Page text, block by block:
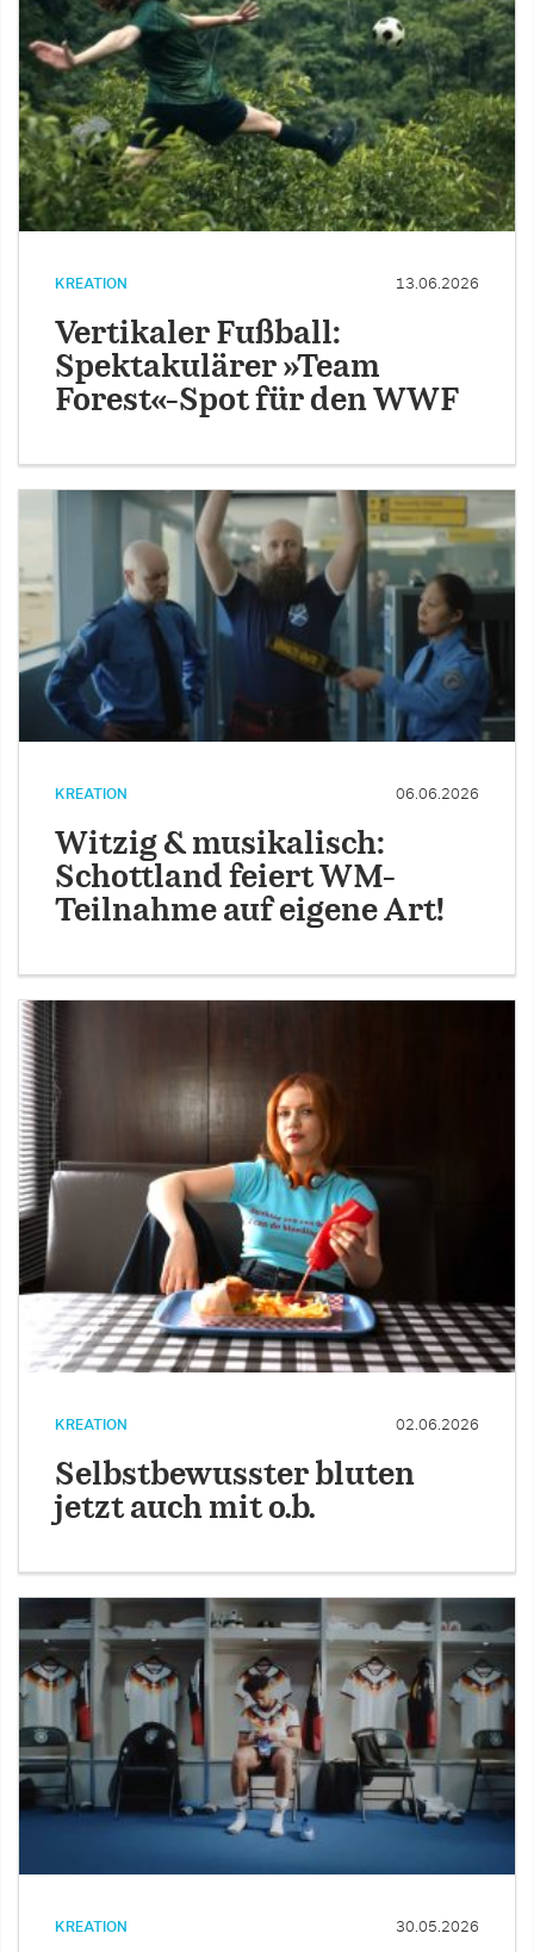
KREATION 13.06.2026
Vertikaler Fußball:
Spektakulärer »Team
Forest«-Spot für den WWF
KREATION 06.06.2026
Witzig & musikalisch:
Schottland feiert WM-
Teilnahme auf eigene Art!
KREATION 02.06.2026
Selbstbewusster bluten
jetzt auch mit o.b.
KREATION 30.05.2026